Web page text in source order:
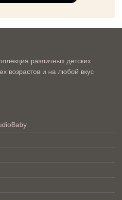
различных детских
возрастов и на любой вкус